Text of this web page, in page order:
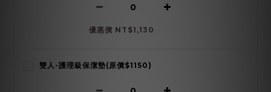
優惠價 NT$1,130
雙人-護理級保潔墊(原價$1150)